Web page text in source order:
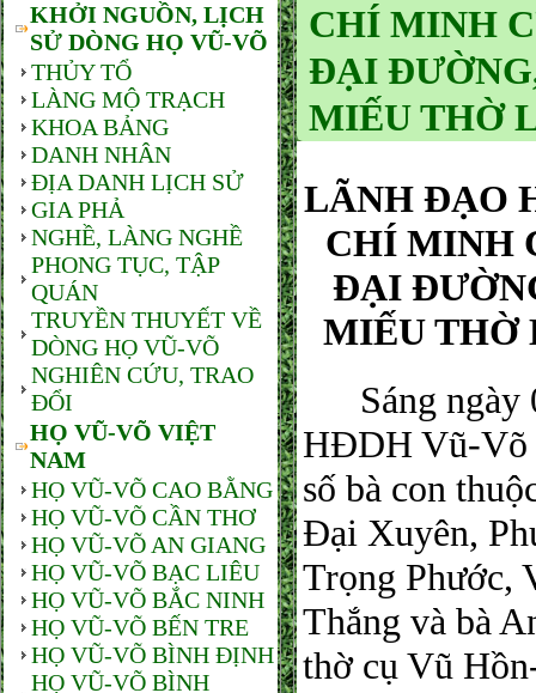
KHỞI NGUỒN, LỊCH
SỬ DÒNG HỌ VŨ-VÕ
THỦY TỔ
LÀNG MỘ TRẠCH
KHOA BẢNG
DANH NHÂN
ĐỊA DANH LỊCH SỬ
GIA PHẢ
NGHỀ, LÀNG NGHỀ
PHONG TỤC, TẬP
QUÁN
TRUYỀN THUYẾT VỀ
DÒNG HỌ VŨ-VÕ
NGHIÊN CỨU, TRAO
ĐỔI
HỌ VŨ-VÕ VIỆT
NAM
HỌ VŨ-VÕ CAO BẰNG
HỌ VŨ-VÕ CẦN THƠ
HỌ VŨ-VÕ AN GIANG
HỌ VŨ-VÕ BẠC LIÊU
HỌ VŨ-VÕ BẮC NINH
HỌ VŨ-VÕ BẾN TRE
HỌ VŨ-VÕ BÌNH ĐỊNH
HỌ VŨ-VÕ BÌNH
CHÍ MINH
ĐẠI
MIẾU THỜ
LÃNH ĐẠO
CHÍ MINH
ĐẠI
MIẾU THỜ
Sáng ngày
HĐDH Vũ-Võ
số bà con
Đại Xuyên,
Trọng Phước,
Thắng và bà
thờ cụ Vũ